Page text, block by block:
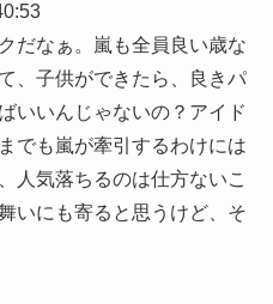
だなぁ。嵐も全員良い歳な
、子供ができたら、良きパ
いいんじゃないの？アイド
でも嵐が牽引するわけには
人気落ちるのは仕方ないこ
いにも寄ると思うけど、そ